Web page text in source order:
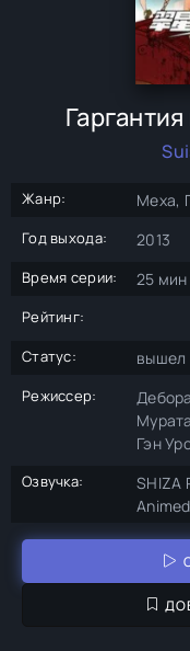
Жанр: Меха,
Год выхода: 2013
Время серии: 25 мин
Рейтинг:
Статус:
вышел
Режиссер:
Гэн
Озвучка:
SHIZA